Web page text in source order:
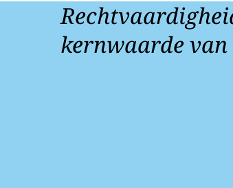
kernwaarde